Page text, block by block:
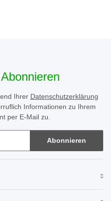
Ihrer Datenschutzerklärung
Informationen zu Ihrem
per E-Mail zu.
Abonnieren